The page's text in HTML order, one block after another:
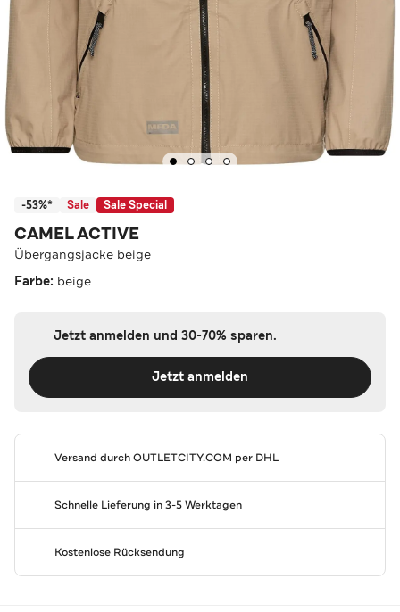
-53%* Sale Sale Special
CAMEL ACTIVE
Übergangsjacke beige
Farbe: beige
Jetzt anmelden und 30-70% sparen.
Jetzt anmelden
Versand durchOUTLETCITY.COM per DHL
Schnelle Lieferung in 3-5 Werktagen
Kostenlose Rücksendung